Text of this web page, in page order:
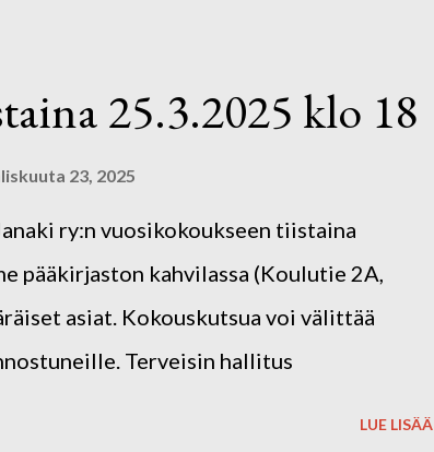
Kahvit ja kahvileivät
kirjoitusvälineet. Kuvassa Hakolan
25.3.2025 klo 18
23, 2025
ry:n vuosikokoukseen tiistaina
pääkirjaston kahvilassa (Koulutie 2A,
asiat. Kokouskutsua voi välittää
Terveisin hallitus
LUE LISÄÄ